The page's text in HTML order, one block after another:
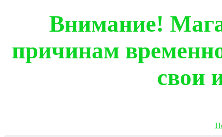
Внимание!
причинам
свои